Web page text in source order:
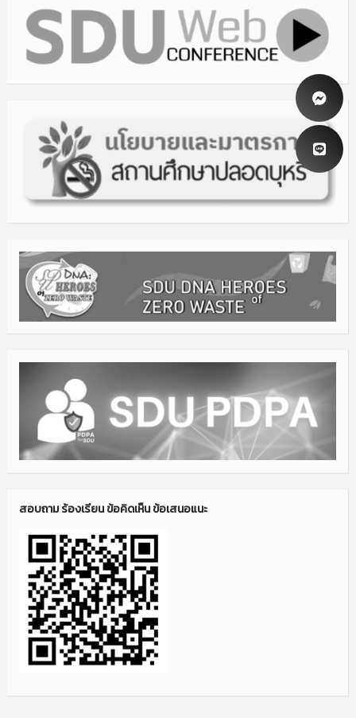
สอบถาม ร้องเรียน ข้อคิดเห็น ข้อเสนอแนะ